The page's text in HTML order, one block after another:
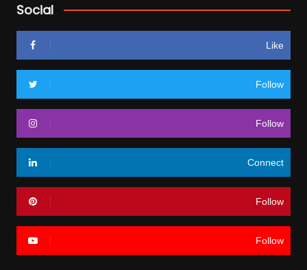
Social
Like
Follow
Follow
Connect
Follow
Follow